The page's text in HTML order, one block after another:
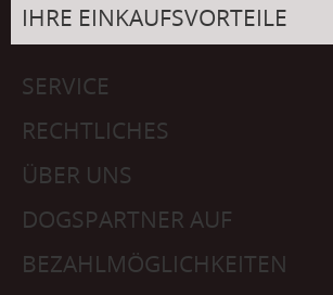
IHRE EINKAUFSVORTEILE
SERVICE
RECHTLICHES
ÜBER UNS
DOGSPARTNER AUF
BEZAHLMÖGLICHKEITEN